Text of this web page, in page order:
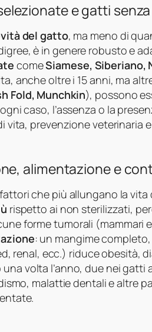
e gatti
del gatto, ma meno di
è in genere robusto e
comeSiamese, Siberiano,
anche oltre i 15 anni, ma
Fold, Munchkin), possono
caso, l’assenza o la
vita, prevenzione veterinaria
alimentazione e
che più allungano la
rispetto ai non sterilizzati,
forme tumorali (mammari
: un mangime
renal, ecc.) riduce obesità,
una volta l’anno, due nei
malattie dentali e altre